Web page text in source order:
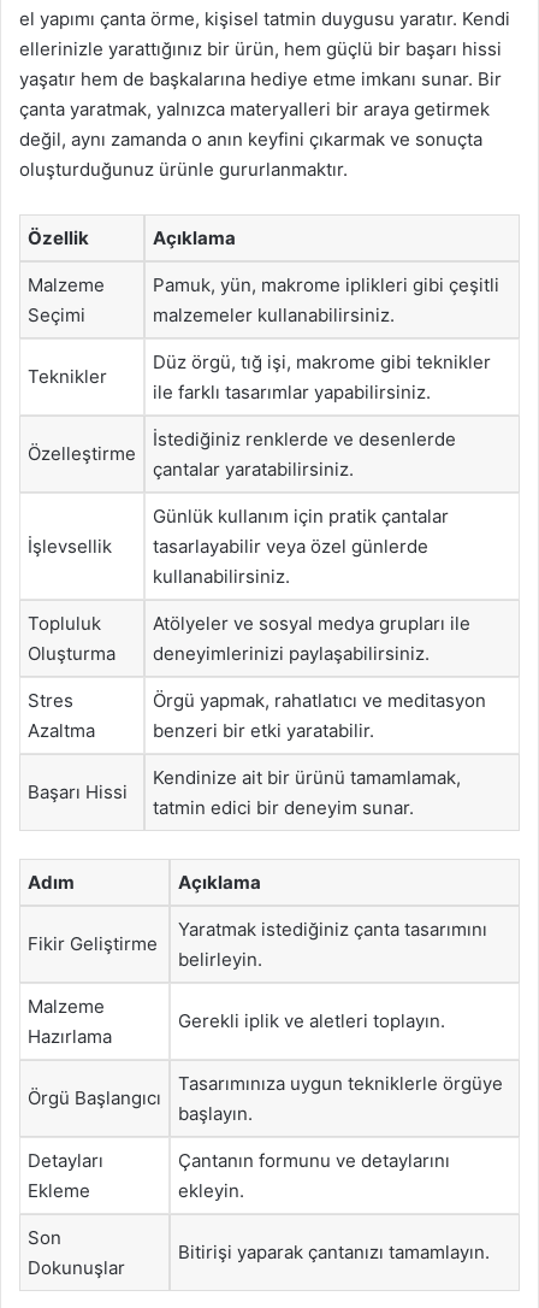
el yapımı çanta örme, kişisel tatmin duygusu yaratır. Kendi
ellerinizle yarattığınız bir ürün, hem güçlü bir başarı hissi
yaşatır hem de başkalarına hediye etme imkanı sunar. Bir
çanta yaratmak, yalnızca materyalleri bir araya getirmek
değil, aynı zamanda o anın keyfini çıkarmak ve sonuçta
oluşturduğunuz ürünle gururlanmaktır.
Özellik Açıklama
Malzeme
Seçimi
Pamuk, yün, makrome iplikleri gibi çeşitli
malzemeler kullanabilirsiniz.
Teknikler
Düz örgü, tığ işi, makrome gibi teknikler
ile farklı tasarımlar yapabilirsiniz.
Özelleştirme
İstediğiniz renklerde ve desenlerde
çantalar yaratabilirsiniz.
İşlevsellik
Günlük kullanım için pratik çantalar
tasarlayabilir veya özel günlerde
kullanabilirsiniz.
Topluluk
Oluşturma
Atölyeler ve sosyal medya grupları ile
deneyimlerinizi paylaşabilirsiniz.
Stres
Azaltma
Örgü yapmak, rahatlatıcı ve meditasyon
benzeri bir etki yaratabilir.
Başarı Hissi
Kendinize ait bir ürünü tamamlamak,
tatmin edici bir deneyim sunar.
Adım Açıklama
Fikir Geliştirme
Yaratmak istediğiniz çanta tasarımını
belirleyin.
Malzeme
Hazırlama
Gerekli iplik ve aletleri toplayın.
Örgü Başlangıcı
Tasarımınıza uygun tekniklerle örgüye
başlayın.
Detayları
Ekleme
Çantanın formunu ve detaylarını
ekleyin.
Son
Dokunuşlar
Bitirişi yaparak çantanızı tamamlayın.